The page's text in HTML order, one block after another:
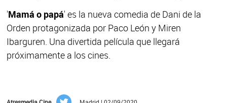
'Mamá o papá' es la nueva comedia de Dani de la
Orden protagonizada por Paco León y Miren
Ibarguren. Una divertida película que llegará
próximamente a los cines.